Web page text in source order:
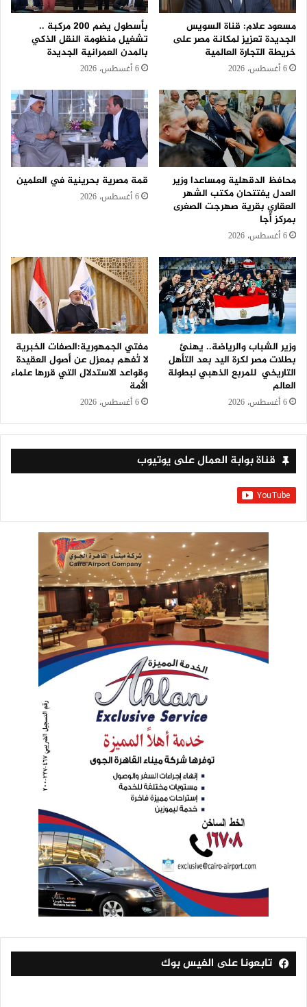
مسعود علام: قناة السويس
الجديدة تعزيز لمكانة مصر على
خريطة التجارة العالمية
6 أغسطس، 2026
بأسطول يضم 200 مركبة ..
تشغيل منظومة النقل الذكي
بالمدن العمرانية الجديدة
6 أغسطس، 2026
محافظ الدقهلية ومساعدا وزير
العدل يفتتحان مكتب الشهر
العقاري بقرية صهرجت الصغرى
بمركز أجا
6 أغسطس، 2026
قمة مصرية بحرينية في العلمين
6 أغسطس، 2026
وزير الشباب والرياضة.. يهنئ
بطلات مصر لكرة اليد بعد التأهل
التاريخي للمربع الذهبي لبطولة
العالم
6 أغسطس، 2026
مفتي الجمهورية:الصفات الخبرية
لا تُفهم بمعزل عن أصول العقيدة
وقواعد الاستدلال التي قررها علماء
الأمة
6 أغسطس، 2026
قناة بوابة العمال على يوتيوب
تابعونا على الفيس بوك